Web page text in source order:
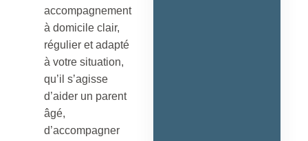
accompagnement
à domicile clair,
régulier et adapté
à votre situation,
qu’il s’agisse
d’aider un parent
âgé,
d’accompagner